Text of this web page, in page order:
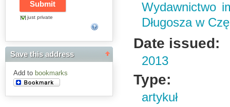
just private
Save this address
Add to bookmarks
Wydawnictwo
Długosza w
Date issued:
2013
Type:
artykuł